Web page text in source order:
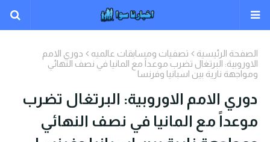
الصفحة الرئيسية تصفيات ومسابقات عالميه
دوري الامم
الاوروبية: البرتغال تضرب موعداً مع المانيا في نصف النهائي
ومواجهة نارية بين اسبانيا وفرنسا
دوري الامم الاوروبية: البرتغال تضرب
موعداً مع المانيا في نصف النهائي